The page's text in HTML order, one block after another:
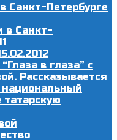
Санкт-Петербурге
в Санкт-
в глаза” с
Рассказывается
национальный
татарскую